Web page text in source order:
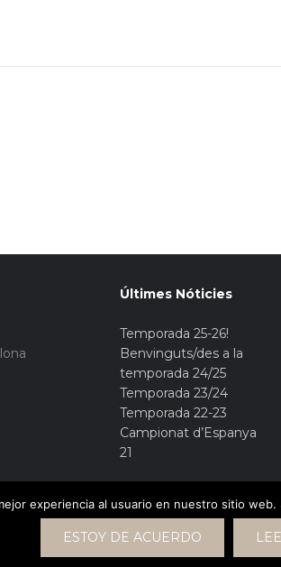
Últimes Nóticies
Temporada 25-26!
Benvinguts/des a la
temporada 24/25
Temporada 23/24
Temporada 22-23
Campionat d’Espanya
21
experiencia al usuario en nuestro sitio
ESTOY DE ACUERDO